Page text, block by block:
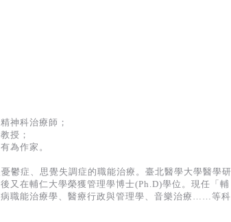
神科治療師；
授；
為作家。
鬱症、思覺失調症的職能治療。臺北醫學大學醫學研
又在輔仁大學榮獲管理學博士(Ph.D)學位。現任「輔
職能治療學、醫療行政與管理學、音樂治療……等科